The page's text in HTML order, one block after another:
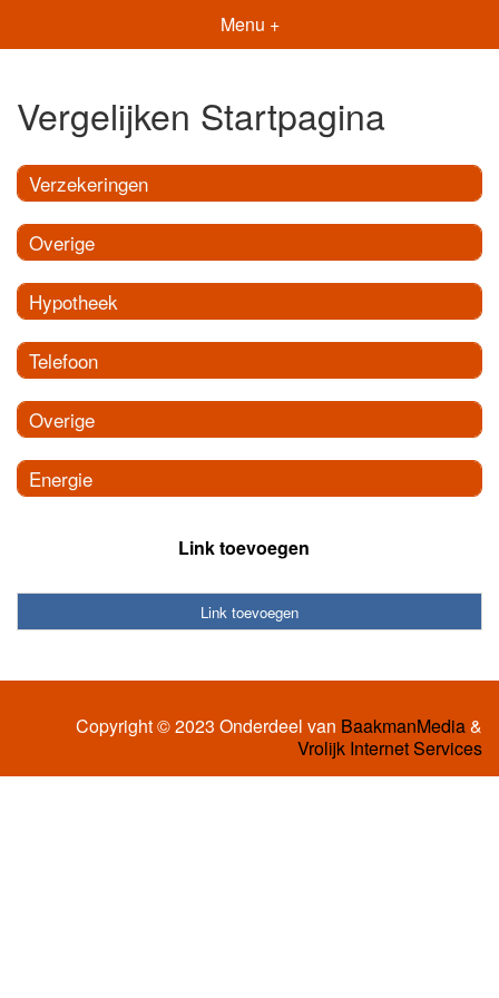
Menu +
Vergelijken Startpagina
Verzekeringen
Overige
Hypotheek
Telefoon
Overige
Energie
Link toevoegen
Link toevoegen
Copyright © 2023 Onderdeel van BaakmanMedia&
Vrolijk Internet Services